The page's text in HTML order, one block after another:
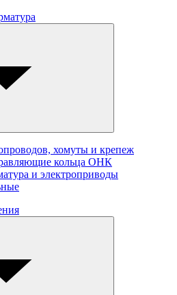
хомуты и крепеж
кольца ОНК
и электроприводы